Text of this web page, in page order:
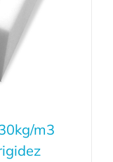
m3